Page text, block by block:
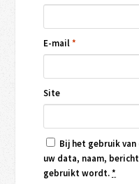
E-mail*
Site
Bij het gebruik
uw data, naam,
gebruikt wordt.*